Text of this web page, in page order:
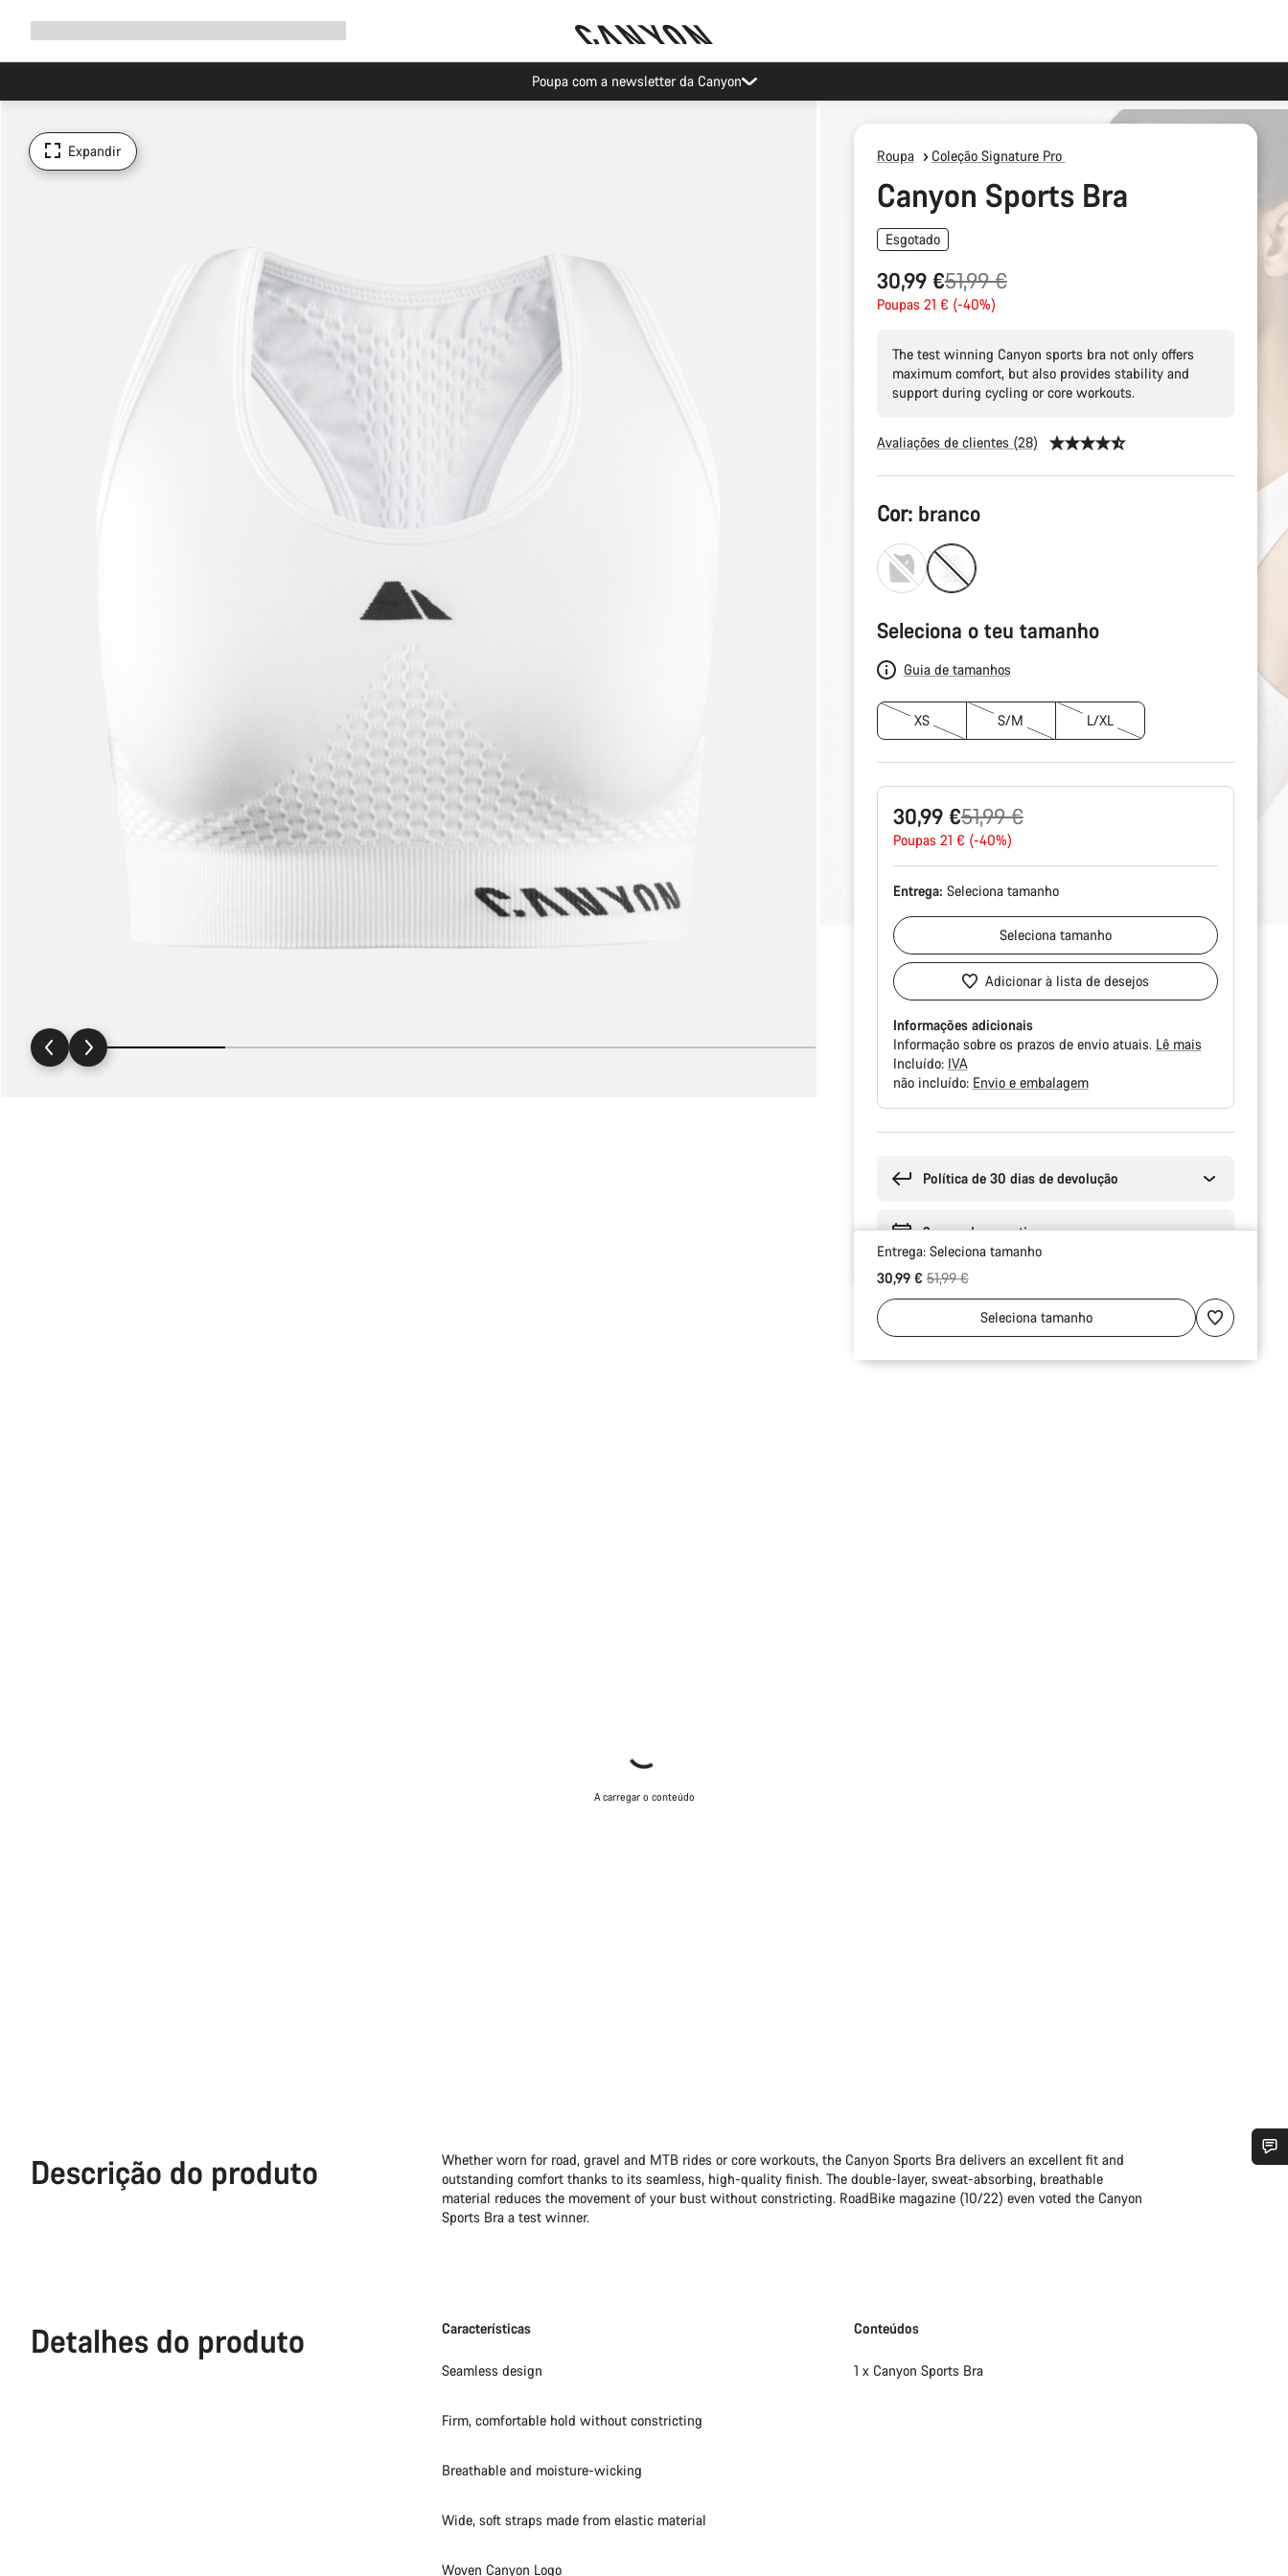
navegação
Poupa com a newsletter da Canyon
Expandir Roupa Coleção Signature Pro
Canyon Sports Bra
Esgotado
30,99 €
Preço
Original
51,99 €
Poupas 21 € (-40%)
The test winning Canyon sports bra not only offers
maximum comfort, but also provides stability and
support during cycling or core workouts.
Avaliações de clientes (28)
Configuração
do
produto
Cor: branco
Seleciona o teu tamanho
Guia de tamanhos
XS S/M L/XL
30,99 €
Preço
Original
51,99 €
Poupas 21 € (-40%)
Entrega: Seleciona tamanho
Seleciona tamanho
Adicionar à lista de desejos
Informações adicionais
Informação sobre os prazos de envio atuais. Lê mais
Incluído: IVA
não incluído: Envio e embalagem
compra
Política de 30 dias de devolução
2 anos de garantia
Entrega: Seleciona tamanho
30,99 €Preço Original
51,99 €
Seleciona tamanho
A carregar o conteúdo
Descrição do produto
Whether worn for road, gravel and MTB rides or core workouts, the Canyon Sports Bra delivers an excellent fit and
outstanding comfort thanks to its seamless, high-quality finish. The double-layer, sweat-absorbing, breathable
material reduces the movement of your bust without constricting. RoadBike magazine (10/22) even voted the Canyon
Sports Bra a test winner.
Detalhes do produto Características
Seamless design
Firm, comfortable hold without constricting
Breathable and moisture-wicking
Wide, soft straps made from elastic material
Woven Canyon Logo
Conteúdos
1 x Canyon Sports Bra
Precisas de ajuda?